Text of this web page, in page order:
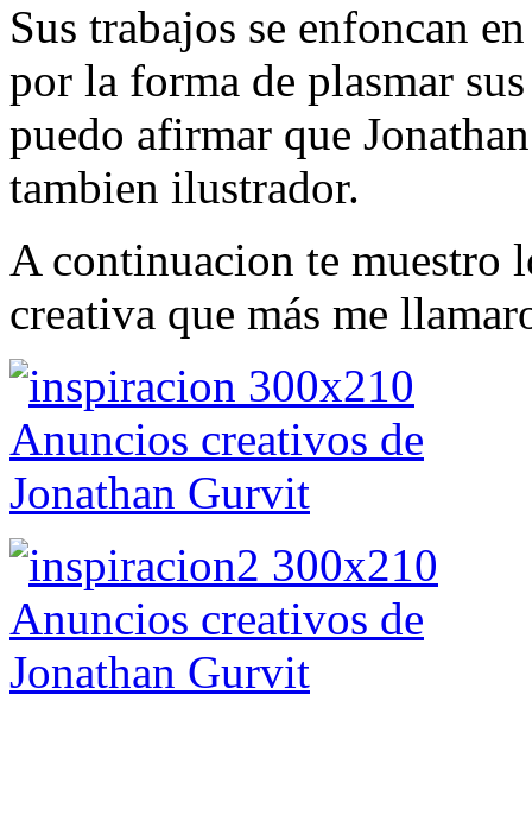
Sus trabajos se enfoncan
por la forma de plasmar
puedo afirmar que
tambien ilustrador.
A continuacion te muestro
creativa que más me